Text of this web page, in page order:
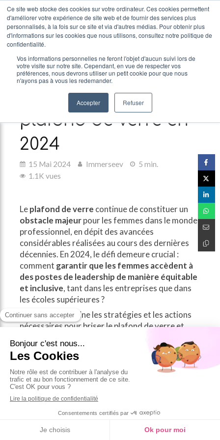
Ce site web stocke des cookies sur votre ordinateur. Ces cookies permettent
d'améliorer votre expérience de site web et de fournir des services plus
personnalisés, à la fois sur ce site et via d'autres médias. Pour obtenir plus
d'informations sur les cookies que nous utilisons, consultez notre politique de
confidentialité.
Vos informations personnelles ne feront l'objet d'aucun suivi lors de
votre visite sur notre site. Cependant, en vue de respecter vos
préférences, nous devrons utiliser un petit cookie pour que nous
n'ayons pas à vous les redemander.
Accepter Refuser
Leadership féminin :
Comment briser le
plafond de verre en
2024
15 Mai 2024 Immerseev
5 min.
1.1K vues
Leplafond de verre continue de constituer un
obstacle majeurpour les femmes dans le monde
professionnel, en dépit des avancées
considérables réalisées au cours des dernières
décennies. En 2024, le défi demeure crucial :
comment garantir que les femmes accèdent à
des postes de leadership de manière équitable
et inclusive, tant dans les entreprises que dans
les écoles supérieures ?
Cet article examine les stratégies et les actions
nécessaires pour briser le plafond de verre et
et efficace. Nous explorerons également
comment ces démarches peuvent bénéficier à la
fois aux entreprises et aux écoles supérieures, en
créant des environnements de travail et
d'apprentissage plus diversifiés et inclusifs.
Le plafond de verre : Un
aperçu